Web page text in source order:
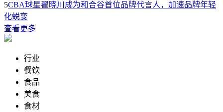
5CBA球星翟晓川成为和合谷首位品牌代言人，加速品牌年轻
化蜕变
查看更多
行业
餐饮
食品
美食
食材